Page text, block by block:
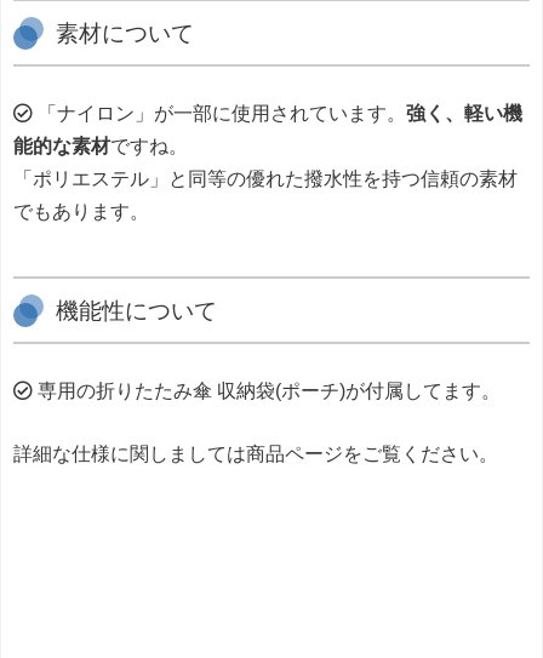
素材について
「ナイロン」が一部に使用されています。 強く、軽い機
能的な素材ですね。
「ポリエステル」と同等の優れた撥水性を持つ信頼の素材
でもあります。
機能性について
専用の折りたたみ傘 収納袋(ポーチ)が付属してます。
詳細な仕様に関しましては商品ページをご覧ください。